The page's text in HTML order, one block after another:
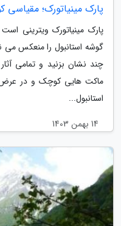
پارک مینیاتورک؛ مقیاسی
پارک مینیاتورک ویترینی
گوشه استانبول را منعکس می
چند نشان بزنید و تمامی
ماکت هایی کوچک و در عرض
استانبول...
14 بهمن 1403